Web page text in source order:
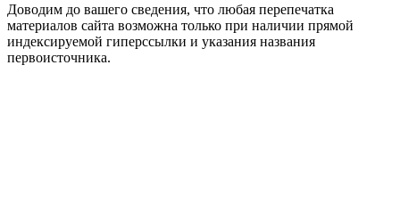
Доводим до вашего сведения, что любая перепечатка
материалов сайта возможна только при наличии прямой
индексируемой гиперссылки и указания названия
первоисточника.